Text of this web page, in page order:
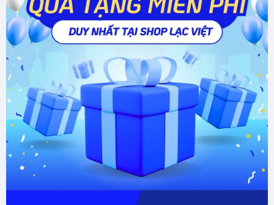
Khắc phục các vấn đề sức khỏe khác: Đá
Aquamarine còn giúp giảm tình trạng say
sóng, chữa chứng mất ngủ, nấc cục và hắt
hơi một cách hiệu quả.
Đeo vòng tay đá Aquamarine không chỉ giúp
bạn cảm nhận sự thoải mái mà còn hỗ trợ cơ
thể tự cân bằng năng lượng, mang lại sức khỏe
toàn diện.
Tính chất phong thủy và ý nghĩa tâm linh của